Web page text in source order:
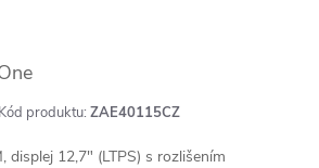
Kód produktu: ZAE40115CZ
displej 12,7" (LTPS) s rozlišením